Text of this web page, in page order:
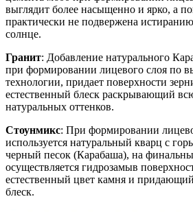
выглядит более насыщенно и ярко, а
практически не подвержена
солнце.
Гранит: Добавление натурального
при формировании лицевого слоя по
технологии, придает поверхности
естественный блеск раскрывающий
натуральных оттенков.
Стоунмикс: При формировании
используется натуральный кварц с
черный песок (Карабаша), на
осуществляется гидрозамыв
естественный цвет камня и
блеск.